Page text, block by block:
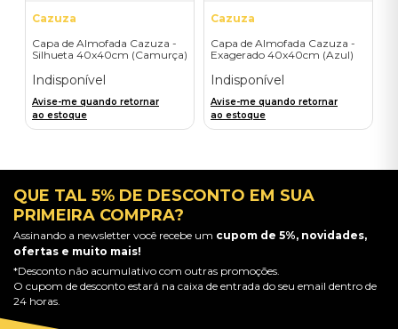
Cazuza
Capa de Almofada Cazuza -
Silhueta 40x40cm (Camurça)
Indisponível
Avise-me quando retornar
ao estoque
Cazuza
Capa de Almofada Cazuza -
Exagerado 40x40cm (Azul)
Indisponível
Avise-me quando retornar
ao estoque
QUE TAL 5% DE DESCONTO EM SUA
PRIMEIRA COMPRA?
Assinando a newsletter você recebe um cupom de 5%, novidades,
ofertas e muito mais!
*Desconto não acumulativo com outras promoções.
O cupom de desconto estará na caixa de entrada do seu email dentro de
24 horas.